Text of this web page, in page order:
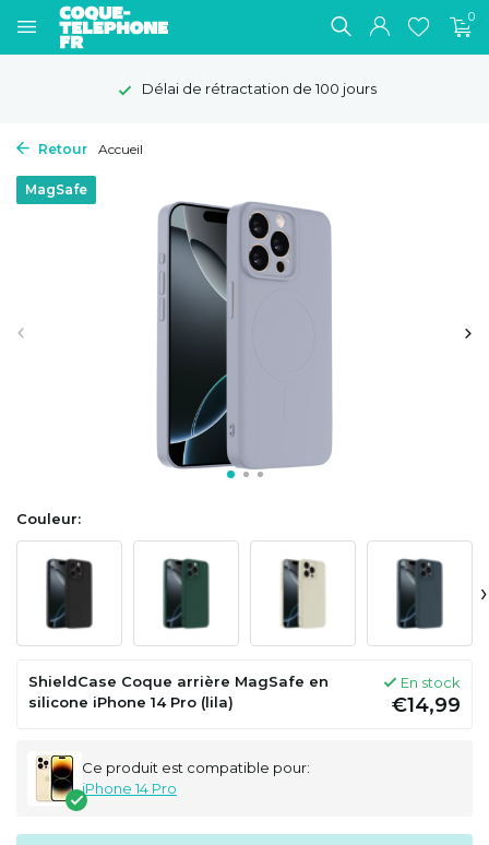
0
Délai de rétractation de 100 jours
Retour Accueil
MagSafe
Couleur:
›
ShieldCase Coque arrière MagSafe en
silicone iPhone 14 Pro (lila)
En stock
€14,99
Ce produit est compatible pour:
iPhone 14 Pro